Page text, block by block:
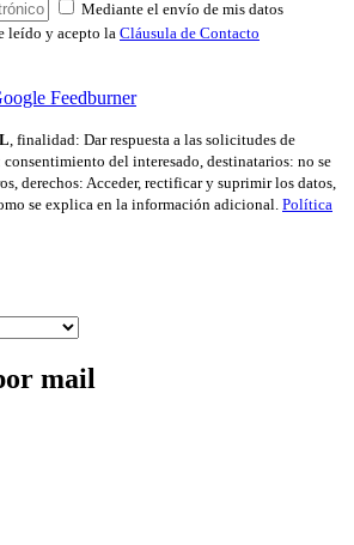
Mediante el envío de mis datos
leído y acepto la Cláusula de Contacto
Feedburner
, finalidad: Dar respuesta a las solicitudes de
del interesado, destinatarios: no se
derechos: Acceder, rectificar y suprimir los datos,
se explica en la información adicional. Política
mail